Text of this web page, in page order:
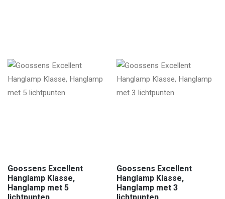
Goossens Excellent
Hanglamp Klasse,
Hanglamp met 5
Goossens Excellent
Hanglamp Klasse,
Hanglamp met 3